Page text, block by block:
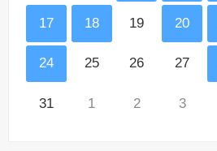
17 18 19 20
24 25 26 27
31 1 2 3